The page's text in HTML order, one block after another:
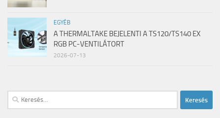
EGYÉB
A THERMALTAKE BEJELENTI A TS120/TS140 EX
RGB PC-VENTILÁTORT
2026-07-13
Keresés: